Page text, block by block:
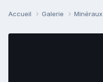
Accueil Galerie Minéraux